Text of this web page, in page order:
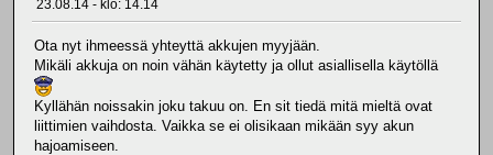
23.08.14 - klo: 14.14
Ota nyt ihmeessä yhteyttä akkujen myyjään.
Mikäli akkuja on noin vähän käytetty ja ollut asiallisella käytöllä
Kyllähän noissakin joku takuu on. En sit tiedä mitä mieltä ovat
liittimien vaihdosta. Vaikka se ei olisikaan mikään syy akun
hajoamiseen.